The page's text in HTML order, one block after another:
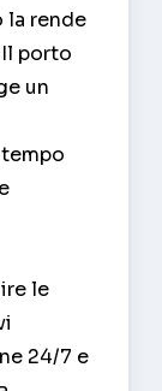
la rende
porto
un
le
24/7 e